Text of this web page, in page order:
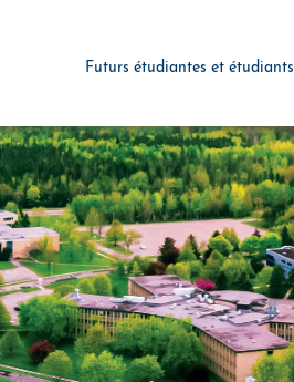
Futurs étudiantes et étudiants